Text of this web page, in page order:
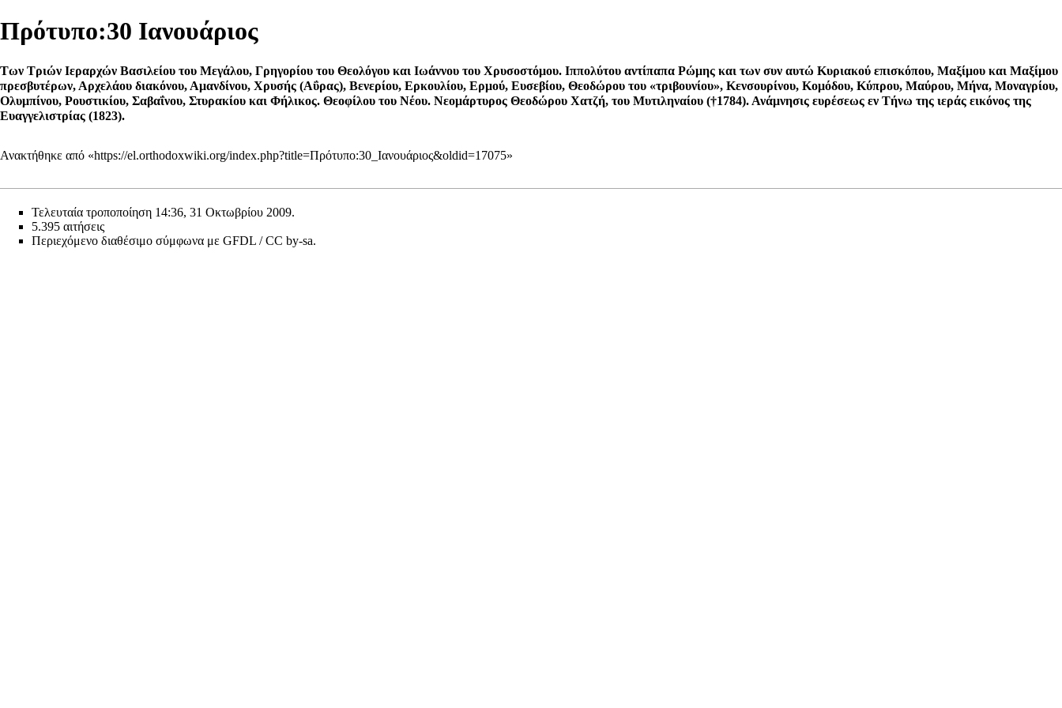
Πρότυπο:30 Ιανουάριος
Των Τριών Ιεραρχών Βασιλείου του Μεγάλου, Γρηγορίου του Θεολόγου και Ιωάννου του Χρυσοστόμου. Ιππολύτου αντίπαπα Ρώμης και των συν αυτώ Κυριακού επισκόπου, Μαξίμου και Μαξίμου
πρεσβυτέρων, Αρχελάου διακόνου, Αμανδίνου, Χρυσής (Αΰρας), Βενερίου, Ερκουλίου, Ερμού, Ευσεβίου, Θεοδώρου του «τριβουνίου», Κενσουρίνου, Κομόδου, Κύπρου, Μαύρου, Μήνα, Μοναγρίου,
Ολυμπίνου, Ρουστικίου, Σαβαΐνου, Στυρακίου και Φήλικος. Θεοφίλου του Νέου. Νεομάρτυρος Θεοδώρου Χατζή, του Μυτιληναίου (†1784). Ανάμνησις ευρέσεως εν Τήνω της ιεράς εικόνος της
Ευαγγελιστρίας (1823).
Ανακτήθηκε από «https://el.orthodoxwiki.org/index.php?title=Πρότυπο:30_Ιανουάριος&oldid=17075»
Τελευταία τροποποίηση 14:36, 31 Οκτωβρίου 2009.
5.395 αιτήσεις
Περιεχόμενο διαθέσιμο σύμφωνα με GFDL / CC by-sa.